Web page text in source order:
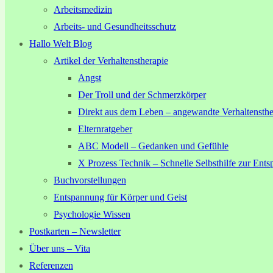
Arbeitsmedizin
Arbeits- und Gesundheitsschutz
Hallo Welt Blog
Artikel der Verhaltenstherapie
Angst
Der Troll und der Schmerzkörper
Direkt aus dem Leben – angewandte
Elternratgeber
ABC Modell – Gedanken und Gefühle
X Prozess Technik – Schnelle Selbsthilfe zur
Buchvorstellungen
Entspannung für Körper und Geist
Psychologie Wissen
Postkarten – Newsletter
Über uns – Vita
Referenzen